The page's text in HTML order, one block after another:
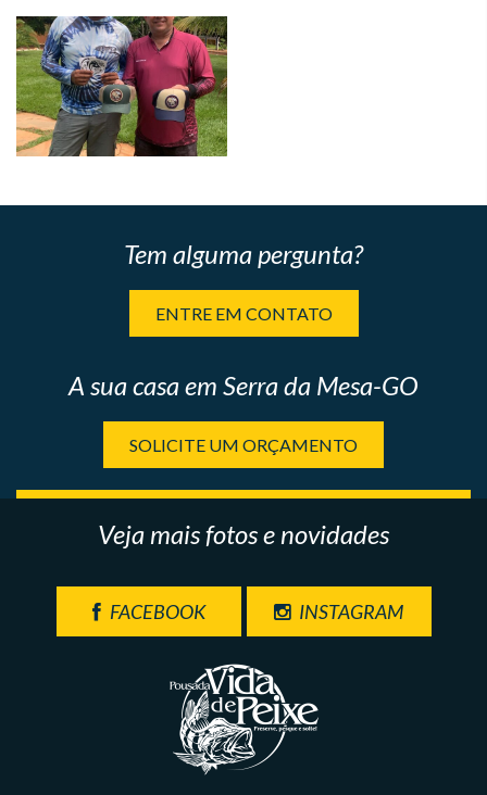
Tem alguma pergunta?
ENTRE EM CONTATO
A sua casa em Serra da Mesa-GO
SOLICITE UM ORÇAMENTO
Veja mais fotos e novidades
FACEBOOK INSTAGRAM